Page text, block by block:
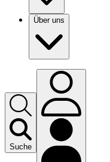
Über uns
Suche